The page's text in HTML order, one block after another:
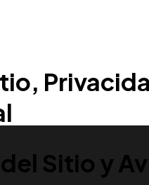
Sitio y